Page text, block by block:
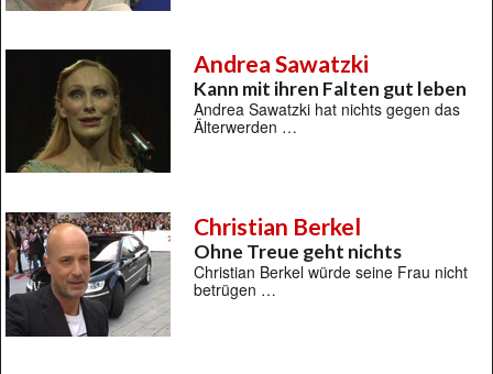
Andrea Sawatzki
Kann mit ihren Falten gut leben
Andrea Sawatzki hat nichts gegen das
Älterwerden …
Christian Berkel
Ohne Treue geht nichts
Christian Berkel würde seine Frau nicht
betrügen …